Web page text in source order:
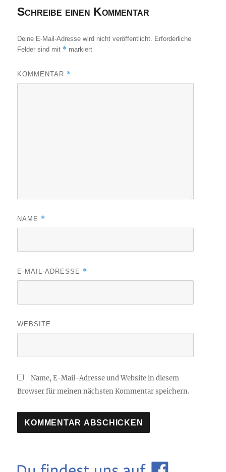
Schreibe einen Kommentar
Deine E-Mail-Adresse wird nicht veröffentlicht. Erforderliche
Felder sind mit * markiert
KOMMENTAR *
NAME *
E-MAIL-ADRESSE *
WEBSITE
Name, E-Mail-Adresse und Website in diesem
Browser für meinen nächsten Kommentar speichern.